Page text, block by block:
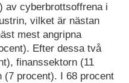
av cyberbrottsoffrena i
vilket är nästan
mest angripna
Efter dessa två
finanssektorn (11
(7 procent). I 68 procent